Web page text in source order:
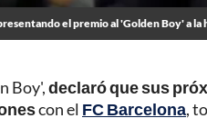
el premio al 'Golden Boy' a la
Boy',declaró que sus
con el FC Barcelona,